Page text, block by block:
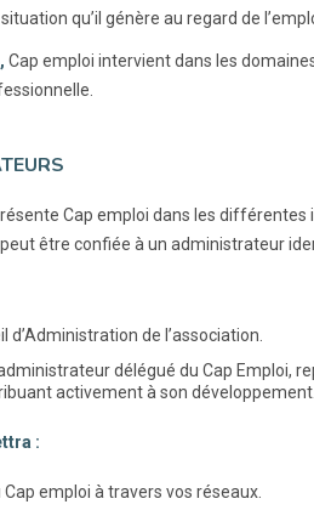
qu’il génère au regard de
Cap emploi intervient dans les
Cap emploi dans les
être confiée à un administrateur
d’Administration de l’association.
délégué du Cap Emploi,
activement à son développement.
:
Cap emploi à travers vos réseaux.